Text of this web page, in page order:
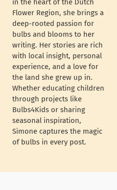
in the heart of the Dutch
Flower Region, she brings a
deep-rooted passion for
bulbs and blooms to her
writing. Her stories are rich
with local insight, personal
experience, and a love for
the land she grew up in.
Whether educating children
through projects like
Bulbs4Kids or sharing
seasonal inspiration,
Simone captures the magic
of bulbs in every post.